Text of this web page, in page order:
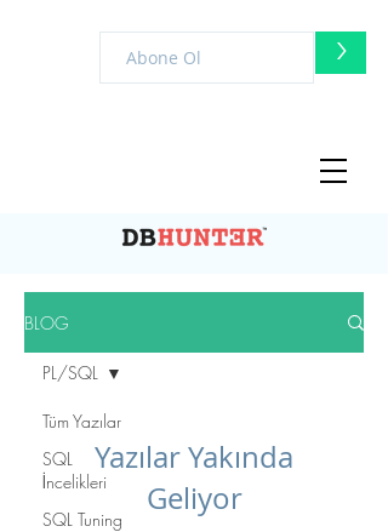
>
BLOG
Tüm Yazılar
SQL
İncelikleri
SQL Tuning
PL/SQL
Yazılar Yakında
Geliyor